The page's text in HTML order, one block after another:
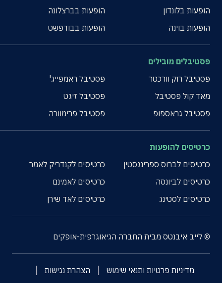
הופעות בלונדון
הופעות בברצלונה
הופעות בוינה
הופעות בבודפשט
פסטיבלים מובילים
פסטיבל רוק וורכטר
פסטיבל ראמפייג'
מאד קול פסטיבל
פסטיבל זיגט
פסטיבל גראספופ
פסטיבל פרימוורה
כרטיסים להופעות
כרטיסים לברוס ספרינגסטין
כרטיסים לקנדריק לאמר
כרטיסים לביונסה
כרטיסים לאמינם
כרטיסים לסטינג
כרטיסים לאד שירן
© לייב איבנטס מבית החברה הגיאוגרפית-אופקים
מדיניות פרטיות ותנאי שימוש
הצהרת נגישות